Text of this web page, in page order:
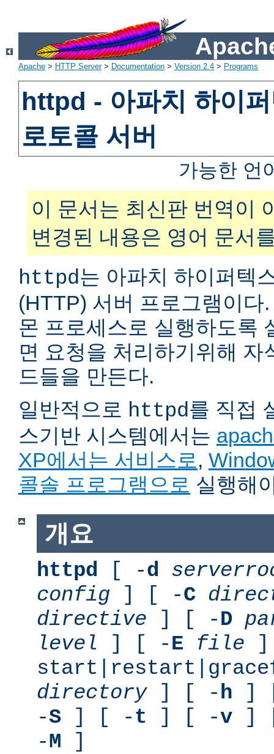
Apache > HTTP Server> Documentation > Version 2.4 > Programs
httpd - 아파치 하이
로토콜 서버
가능한 언
이 문서는 최신판 번역이
변경된 내용은 영어 문서
httpd는 아파치 하이퍼텍
(HTTP) 서버 프로그램이다
몬 프로세스로 실행하도록
면 요청을 처리하기위해 자
드들을 만든다.
일반적으로 httpd를 직접
스기반 시스템에서는
XP에서는 서비스로 ,
콜솔 프로그램으로 실행해
개요
httpd [ -d
config ] [ -C
directive ] [ -D
level ] [ -E file
directory] [ -h ]
-S ] [ -t ] [ -v ]
-M ]